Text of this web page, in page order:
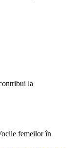
la
femeilor în